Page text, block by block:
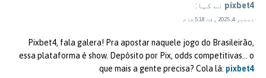
pixbet4 نے کہا:
دسمبر 4, 2025 وقت 5:18 شام
Pixbet4, fala galera! Pra apostar naquele jogo do Brasileirão,
essa plataforma é show. Depósito por Pix, odds competitivas… o
que mais a gente precisa? Cola lá: pixbet4